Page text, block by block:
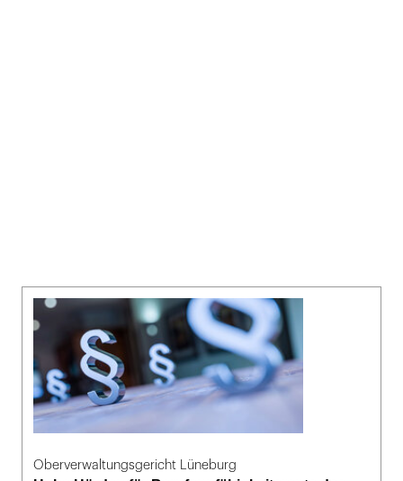
Oberverwaltungsgericht Lüneburg